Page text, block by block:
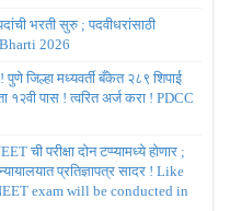
भरती सुरु ; पदवीधरांसाठी
2026
जिल्हा मध्यवर्ती बँकेत २८९ शिपाई
१२वी पास ! त्वरित अर्ज करा ! PDCC
ची परीक्षा दोन टप्प्यामध्ये होणार ;
प्रतिज्ञापत्र सादर ! Like
exam will be conducted in